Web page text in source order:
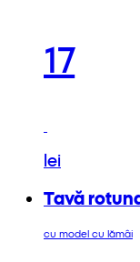
17
lei
Tavă
cu model cu lămâi